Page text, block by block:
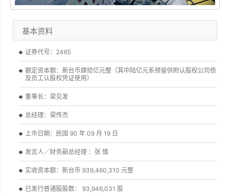
基本资料
证券代号：2465
额定资本额：新台币肆拾亿元整（其中陆亿元系预留供附认股权公司债
及员工认股权凭证使用）
董事长：梁见发
总经理：梁传杰
上市日期：民国 90 年 09 月 19 日
发言人／财务副总经理 ：张 慎
实收资本额：新台币 939,460,310 元整
已发行普通股股数： 93,946,031 股